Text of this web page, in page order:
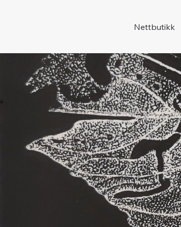
Nettbutikk